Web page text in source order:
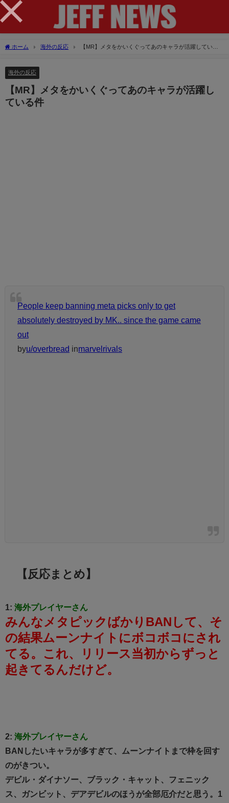
ホーム 海外の反応
【MR】メタをかいくぐってあのキャラが活躍している
海外の反応
【MR】メタをかいくぐってあのキャラが活躍し
ている件
People keep banning meta picks only to get
absolutely destroyed by MK.. since the game came
out
byu/overbread inmarvelrivals
【反応まとめ】
1: 海外プレイヤーさん
みんなメタピックばかりBANして、そ
の結果ムーンナイトにボコボコにされ
てる。これ、リリース当初からずっと
起きてるんだけど。
2: 海外プレイヤーさん
BANしたいキャラが多すぎて、ムーンナイトまで枠を回す
のがきつい。
デビル・ダイナソー、ブラック・キャット、フェニック
ス、ガンビット、デアデビルのほうが全部厄介だと思う。1
×